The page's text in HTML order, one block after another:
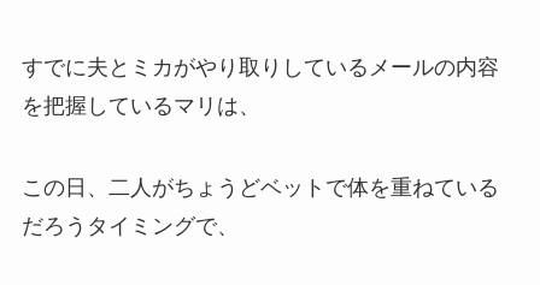
すでに夫とミカがやり取りしているメールの内容
を把握しているマリは、
この日、二人がちょうどベットで体を重ねている
だろうタイミングで、